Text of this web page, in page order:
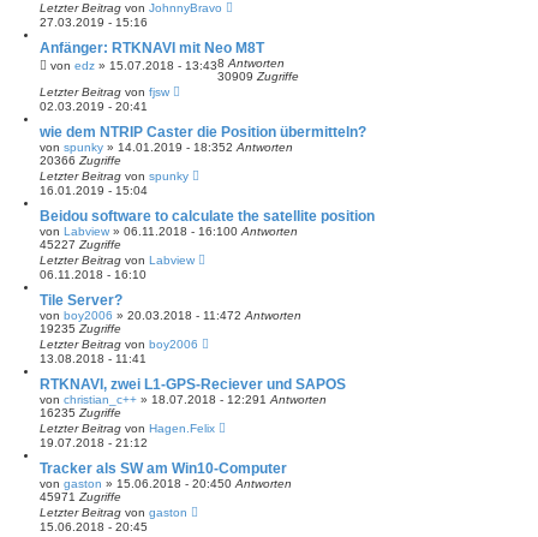
Letzter Beitrag von JohnnyBravo
27.03.2019 - 15:16
Anfänger: RTKNAVI mit Neo M8T
von edz » 15.07.2018 - 13:438 Antworten
30909 Zugriffe
Letzter Beitrag von fjsw
02.03.2019 - 20:41
wie dem NTRIP Caster die Position übermitteln?
von spunky » 14.01.2019 - 18:352 Antworten
20366 Zugriffe
Letzter Beitrag von spunky
16.01.2019 - 15:04
Beidou software to calculate the satellite position
von Labview » 06.11.2018 - 16:100 Antworten
45227 Zugriffe
Letzter Beitrag von Labview
06.11.2018 - 16:10
Tile Server?
von boy2006 » 20.03.2018 - 11:472 Antworten
19235 Zugriffe
Letzter Beitrag von boy2006
13.08.2018 - 11:41
RTKNAVI, zwei L1-GPS-Reciever und SAPOS
von christian_c++ » 18.07.2018 - 12:291 Antworten
16235 Zugriffe
Letzter Beitrag von Hagen.Felix
19.07.2018 - 21:12
Tracker als SW am Win10-Computer
von gaston » 15.06.2018 - 20:450 Antworten
45971 Zugriffe
Letzter Beitrag von gaston
15.06.2018 - 20:45